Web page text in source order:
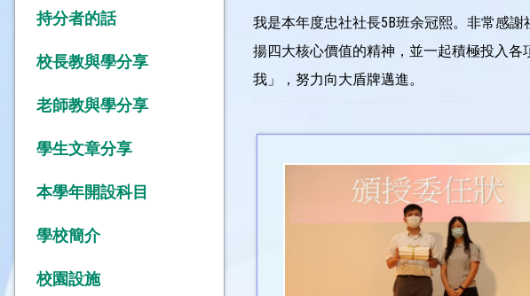
持分者的話
校長教與學分享
老師教與學分享
學生文章分享
本學年開設科目
學校簡介
校園設施
我是本年度忠社社長5B班余冠熙。非常感
揚四大核心價值的精神，並一起積極投入
我」，努力向大盾牌邁進。